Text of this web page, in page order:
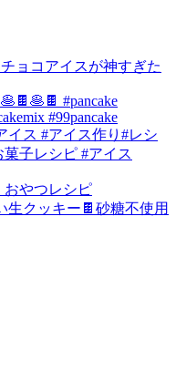
ョコアイスが神すぎた
#pancake
#99pancake
イス #アイス作り#レシ
子レシピ #アイス
おやつレシピ
生クッキー🍫砂糖不使用